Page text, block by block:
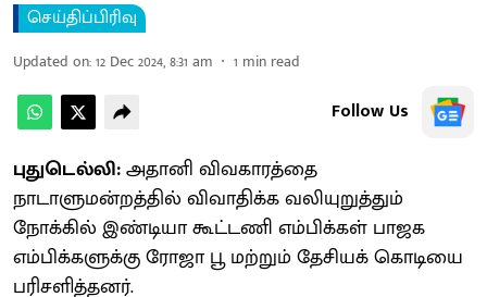
செய்திப்பிரிவு
Updated on:12 Dec 2024, 8:31 am 1 min read
Follow Us
புதுடெல்லி:அதானி விவகாரத்தை
நாடாளுமன்றத்தில் விவாதிக்க வலியுறுத்தும்
நோக்கில் இண்டியா கூட்டணி எம்பிக்கள் பாஜக
எம்பிக்களுக்கு ரோஜா பூ மற்றும் தேசியக் கொடியை
பரிசளித்தனர்.